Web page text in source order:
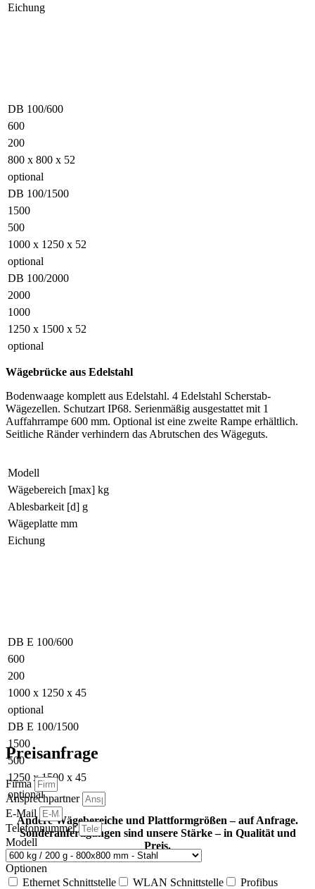
Eichung
DB 100/600
600
200
800 x 800 x 52
optional
DB 100/1500
1500
500
1000 x 1250 x 52
optional
DB 100/2000
2000
1000
1250 x 1500 x 52
optional
Wägebrücke aus Edelstahl
Bodenwaage komplett aus Edelstahl. 4 Edelstahl Scherstab-
Wägezellen. Schutzart IP68. Serienmäßig ausgestattet mit 1
Auffahrrampe 600 mm. Optional ist eine zweite Rampe erhältlich.
Seitliche Ränder verhindern das Abrutschen des Wägeguts.
Modell
Wägebereich [max] kg
Ablesbarkeit [d] g
Wägeplatte mm
Eichung
DB E 100/600
600
200
1000 x 1250 x 45
optional
DB E 100/1500
1500
500
1250 x 1500 x 45
optional
Andere Wägebereiche und Plattformgrößen – auf Anfrage.
Sonderanfertigungen sind unsere Stärke – in Qualität und
Preis.
Preisanfrage
Firma
Ansprechpartner
E-Mail
Telefonnummer
Modell
Optionen
Ethernet Schnittstelle
WLAN Schnittstelle
Profibus